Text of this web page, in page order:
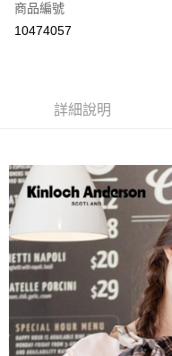
LINE Pay
運送方式
每筆NT$60，滿NT$1,000(
付款後7-11取貨
每筆NT$60，滿NT$1,000(
宅配
商品編號
10474057
詳細說明